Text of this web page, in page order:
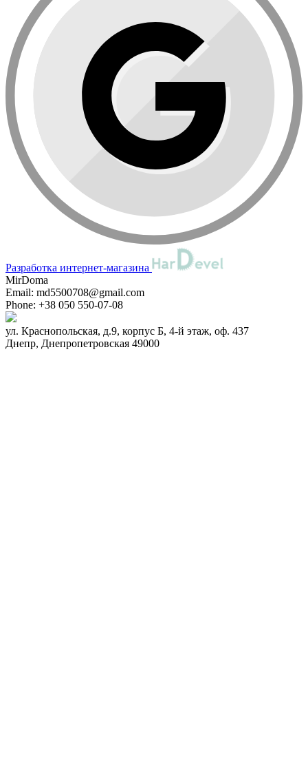
Разработка интернет-магазина
MirDoma
Email: md5500708@gmail.com
Phone: +38 050 550-07-08
ул. Краснопольская, д.9, корпус Б, 4-й этаж, оф. 437
Днепр, Днепропетровская 49000